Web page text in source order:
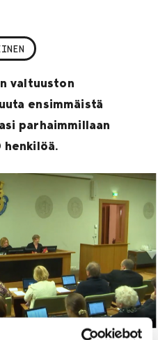
valtuuston
ensimmäistä
parhaimmillaan
henkilöä.